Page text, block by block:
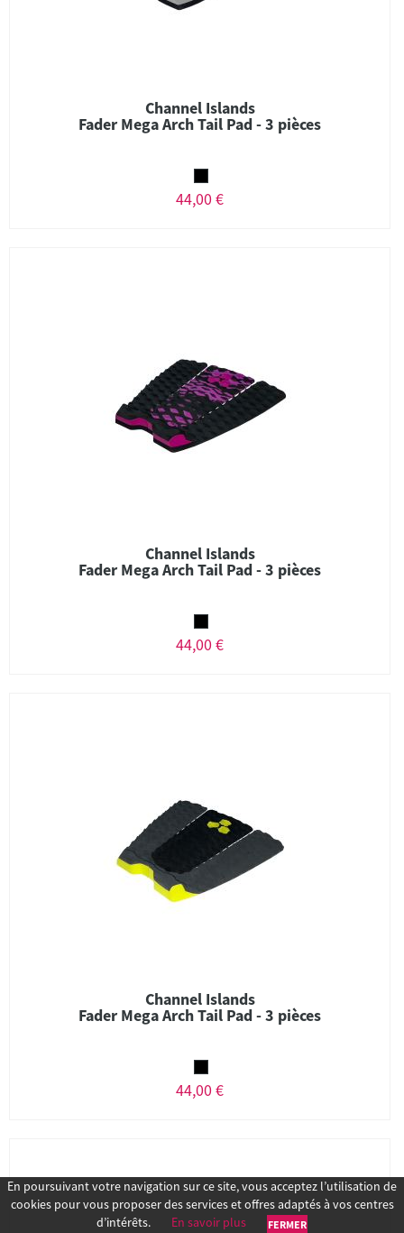
Channel Islands
Fader Mega Arch Tail Pad - 3 pièces
44,00 €
Channel Islands
Fader Mega Arch Tail Pad - 3 pièces
44,00 €
Channel Islands
Fader Mega Arch Tail Pad - 3 pièces
44,00 €
En poursuivant votre navigation sur ce site, vous acceptez l’utilisation de
cookies pour vous proposer des services et offres adaptés à vos centres
d’intérêts.
En savoir plus FERMER